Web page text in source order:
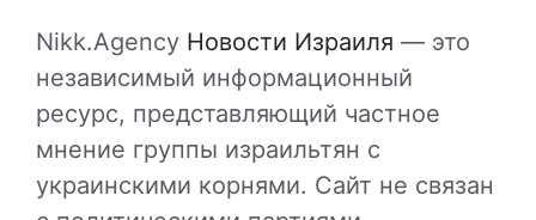
Nikk.Agency Новости Израиля — это
независимый информационный
ресурс, представляющий частное
мнение группы израильтян с
украинскими корнями. Сайт не связан